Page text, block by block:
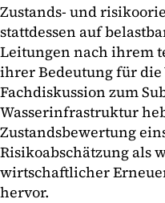
Zustands- und
stattdessen auf
Leitungen nach ihrem
ihrer Bedeutung für die
Fachdiskussion zum
Wasserinfrastruktur
Zustandsbewertung
Risikoabschätzung als
wirtschaftlicher
hervor.